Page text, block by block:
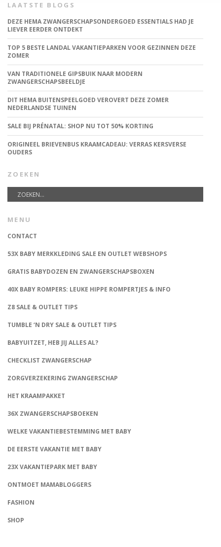
LAATSTE BLOGS
DEZE HEMA ZWANGERSCHAPSONDERGOED ESSENTIALS HAD JE
LIEVER EERDER ONTDEKT
TOP 5 BESTE LANDAL VAKANTIEPARKEN VOOR GEZINNEN DEZE
ZOMER
VAN TRADITIONELE GIPSBUIK NAAR MODERN
ZWANGERSCHAPSBEELDJE
DIT HEMA BUITENSPEELGOED VEROVERT DEZE ZOMER
NEDERLANDSE TUINEN
SALE BIJ PRÉNATAL: SHOP NU TOT 50% KORTING
ORIGINEEL BRIEVENBUS KRAAMCADEAU: VERRAS KERSVERSE
OUDERS
ZOEKEN
MENU
CONTACT
53X BABY MERKKLEDING SALE EN OUTLET WEBSHOPS
GRATIS BABYDOZEN EN ZWANGERSCHAPSBOXEN
40X BABY ROMPERS: LEUKE HIPPE ROMPERTJES & INFO
Z8 SALE & OUTLET TIPS
TUMBLE ‘N DRY SALE & OUTLET TIPS
BABYUITZET, HEB JIJ ALLES AL?
CHECKLIST ZWANGERSCHAP
ZORGVERZEKERING ZWANGERSCHAP
HET KRAAMPAKKET
36X ZWANGERSCHAPSBOEKEN
WELKE VAKANTIEBESTEMMING MET BABY
DE EERSTE VAKANTIE MET BABY
23X VAKANTIEPARK MET BABY
ONTMOET MAMABLOGGERS
FASHION
SHOP